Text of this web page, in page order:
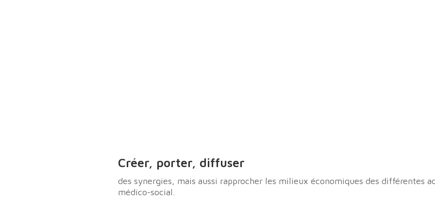
Créer, porter, diffuser
des synergies, mais aussi rapprocher les milieux économiques des différentes
médico-social.